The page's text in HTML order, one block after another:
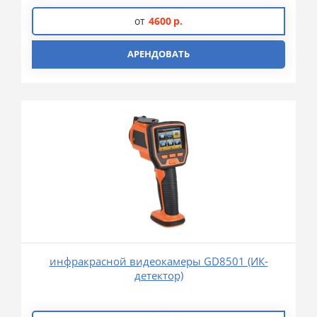
от 4600 р.
АРЕНДОВАТЬ
инфракрасной видеокамеры GD8501 (ИК-
детектор)